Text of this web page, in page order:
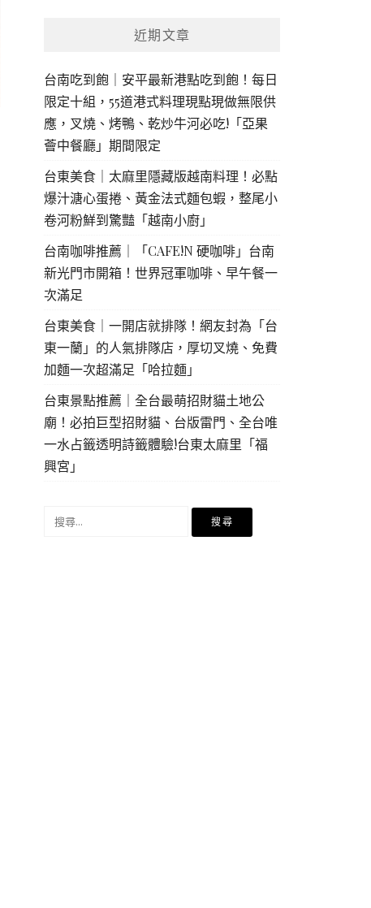
近期文章
台南吃到飽｜安平最新港點吃到飽！每日
限定十組，55道港式料理現點現做無限供
應，叉燒、烤鴨、乾炒牛河必吃!「亞果
薈中餐廳」期間限定
台東美食｜太麻里隱藏版越南料理！必點
爆汁溏心蛋捲、黃金法式麵包蝦，整尾小
卷河粉鮮到驚豔「越南小廚」
台南咖啡推薦｜「CAFE!N 硬咖啡」台南
新光門市開箱！世界冠軍咖啡、早午餐一
次滿足
台東美食｜一開店就排隊！網友封為「台
東一蘭」的人氣排隊店，厚切叉燒、免費
加麵一次超滿足「哈拉麵」
台東景點推薦｜全台最萌招財貓土地公
廟！必拍巨型招財貓、台版雷門、全台唯
一水占籤透明詩籤體驗!台東太麻里「福
興宮」